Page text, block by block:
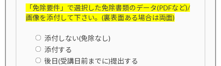
「免除要件」で選択した免除書類のデータ(PDFなど)/
画像を添付して下さい。(裏表面ある場合は両面)
添付しない(免除なし)
添付する
後日(受講日前までに)提出する